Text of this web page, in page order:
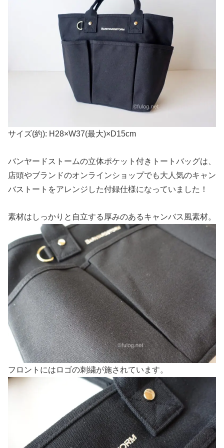
サイズ(約): H28×W37(最大)×D15cm
バンヤードストームの立体ポケット付きトートバッグは、
店頭やブランドのオンラインショップでも大人気のキャン
バストートをアレンジした付録仕様になっていました！
素材はしっかりと自立する厚みのあるキャンバス風素材。
フロントにはロゴの刺繍が施されています。